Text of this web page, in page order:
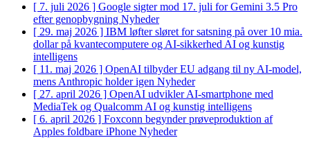
[ 7. juli 2026 ] Google sigter mod 17. juli for Gemini 3.5 Pro
efter genopbygning Nyheder
[ 29. maj 2026 ] IBM løfter sløret for satsning på over 10 mia.
dollar på kvantecomputere og AI-sikkerhed AI og kunstig
intelligens
[ 11. maj 2026 ] OpenAI tilbyder EU adgang til ny AI-model,
mens Anthropic holder igen Nyheder
[ 27. april 2026 ] OpenAI udvikler AI-smartphone med
MediaTek og Qualcomm AI og kunstig intelligens
[ 6. april 2026 ] Foxconn begynder prøveproduktion af
Apples foldbare iPhone Nyheder